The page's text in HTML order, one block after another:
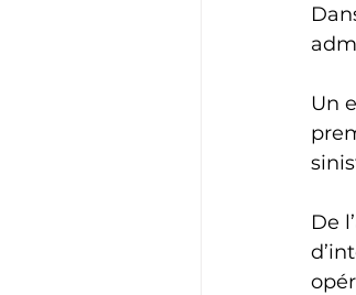
Un
De